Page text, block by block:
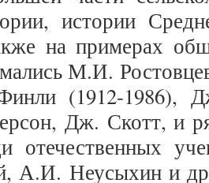
истории
на примерах
М.И.
(1912-1986),
Дж. Скотт, и
отечественных
А.И. Неусыхин и